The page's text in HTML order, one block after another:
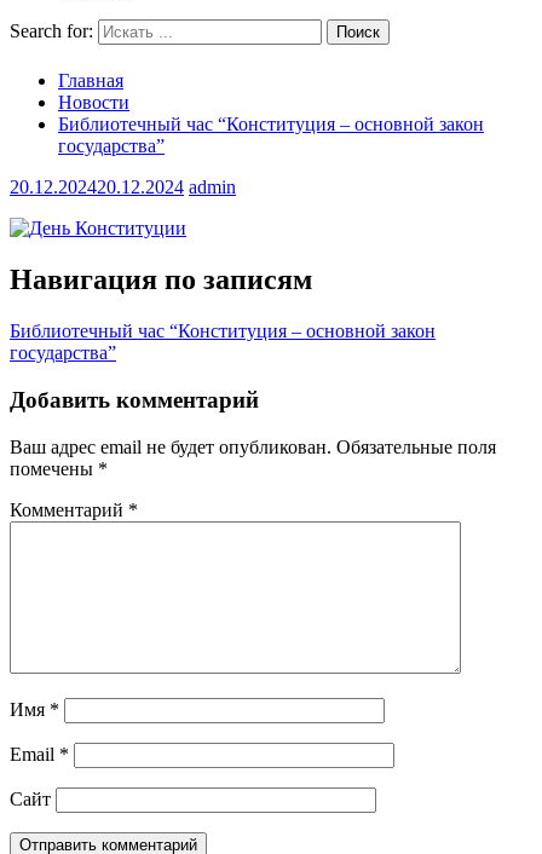
Search for:
Главная
Новости
Библиотечный час “Конституция – основной закон
государства”
20.12.202420.12.2024 admin
Навигация по записям
Библиотечный час “Конституция – основной закон
государства”
Добавить комментарий
Ваш адрес email не будет опубликован. Обязательные поля
помечены *
Комментарий *
Имя *
Email *
Сайт